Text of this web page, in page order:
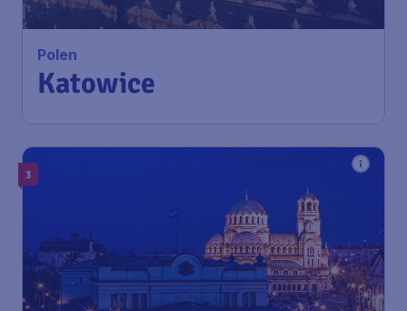
Polen
Katowice
3